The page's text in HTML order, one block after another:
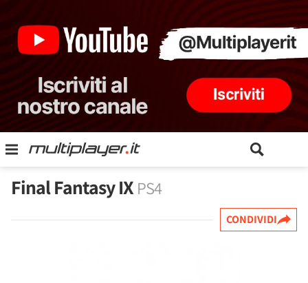
Final Fantasy IX PS4
CONDIVIDI